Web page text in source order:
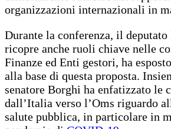
organizzazioni internazionali in
Durante la conferenza, il deputato
ricopre anche ruoli chiave nelle
Finanze ed Enti gestori, ha
alla base di questa proposta.
senatore Borghi ha enfatizzato le
dall’Italia verso l’Oms riguardo
salute pubblica, in particolare in